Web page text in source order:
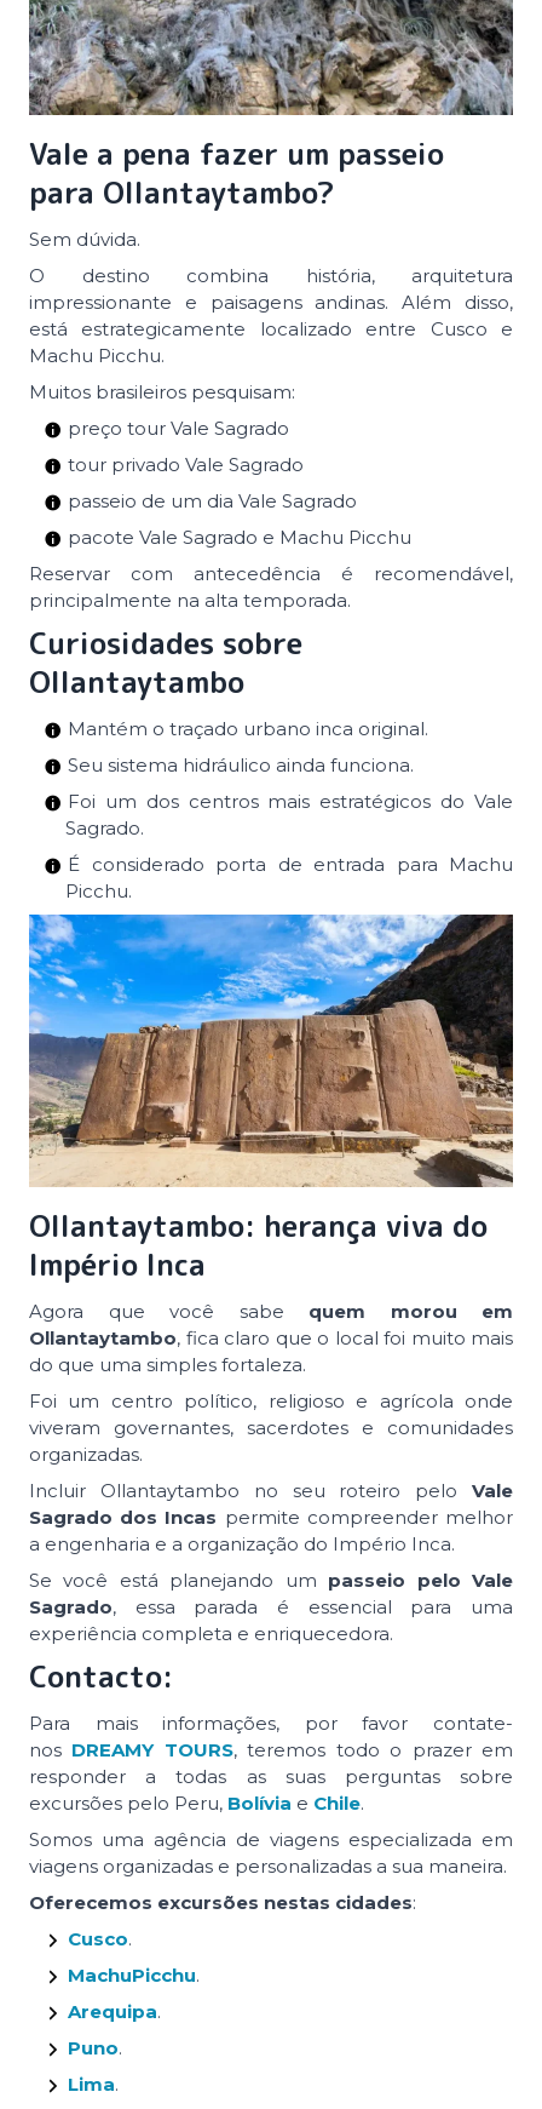
Vale a pena fazer um passeio
para Ollantaytambo?
Sem dúvida.
O destino combina história, arquitetura
impressionante e paisagens andinas. Além disso,
está estrategicamente localizado entre Cusco e
Machu Picchu.
Muitos brasileiros pesquisam:
preço tour Vale Sagrado
tour privado Vale Sagrado
passeio de um dia Vale Sagrado
pacote Vale Sagrado e Machu Picchu
Reservar com antecedência é recomendável,
principalmente na alta temporada.
Curiosidades sobre
Ollantaytambo
Mantém o traçado urbano inca original.
Seu sistema hidráulico ainda funciona.
Foi um dos centros mais estratégicos do Vale
Sagrado.
É considerado porta de entrada para Machu
Picchu.
Ollantaytambo: herança viva do
Império Inca
Agora que você sabe quem morou em
Ollantaytambo, fica claro que o local foi muito mais
do que uma simples fortaleza.
Foi um centro político, religioso e agrícola onde
viveram governantes, sacerdotes e comunidades
organizadas.
Incluir Ollantaytambo no seu roteiro pelo Vale
Sagrado dos Incas permite compreender melhor
a engenharia e a organização do Império Inca.
Se você está planejando um passeio pelo Vale
Sagrado, essa parada é essencial para uma
experiência completa e enriquecedora.
Contacto:
Para mais informações, por favor contate-
nos DREAMY TOURS, teremos todo o prazer em
responder a todas as suas perguntas sobre
excursões pelo Peru, Bolívia e Chile.
Somos uma agência de viagens especializada em
viagens organizadas e personalizadas a sua maneira.
Oferecemos excursões nestas cidades:
Cusco.
MachuPicchu.
Arequipa.
Puno.
Lima.